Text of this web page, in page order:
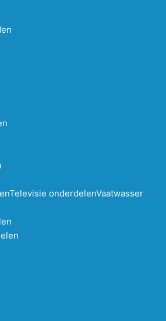
Televisie onderdelenVaatwasser